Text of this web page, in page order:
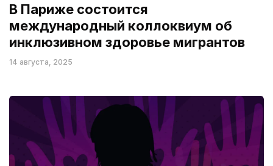
В Париже состоится
международный коллоквиум об
инклюзивном здоровье мигрантов
14 августа, 2025